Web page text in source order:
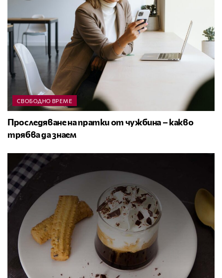
СВОБОДНО ВРЕМЕ
Проследяване на пратки от чужбина – какво
трябва да знаем